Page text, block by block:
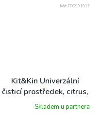
Kit&Kin Univerzální
čisticí prostředek, citrus,
náhradní náplň 1l
Skladem u partnera
Kód: ECO991917